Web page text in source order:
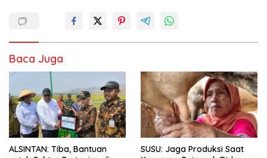
Baca Juga
ALSINTAN: Tiba, Bantuan
SUSU: Jaga Produksi Saat